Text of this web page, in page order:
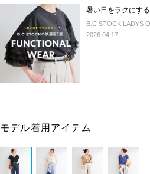
暑い日をラクにす
B.C STOCK LADYS
2026.04.17
モデル着用アイテム